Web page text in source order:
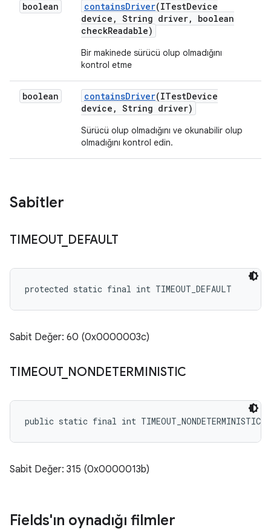
boolean containsDriver(ITestDevice
device , String driver,
boolean
checkReadable)
Bir makinede sürücü olup olmadığını
kontrol etme
boolean containsDriver(ITestDevice
device , String driver)
Sürücü olup olmadığını ve okunabilir olup
olmadığını kontrol edin.
Sabitler
TIMEOUT_ DEFAULT
protected static final int TIMEOUT_DEFAULT
Sabit Değer: 60 (0x0000003c)
TIMEOUT_ NONDETERMINISTIC
public static final int TIMEOUT_NONDETERMINISTIC
Sabit Değer: 315 (0x0000013b)
Fields'ın oynadığı filmler